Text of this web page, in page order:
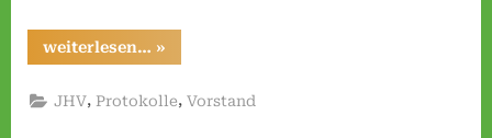
i
weiterlesen… “Protokoll
der
vom
18.04.2015
»
JHV, Protokolle,Vorstand